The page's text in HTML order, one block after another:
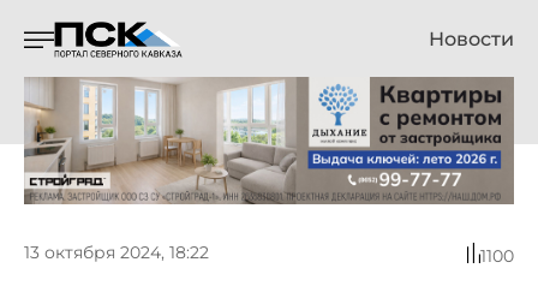
Новости
13 октября 2024, 18:22 1100